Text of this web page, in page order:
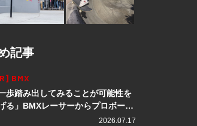
記事
BMX
一歩踏み出してみることが可能性を
る」BMXレーサーからプロボート
ーサーへ転身。上田龍星が体現する
2026.07.17